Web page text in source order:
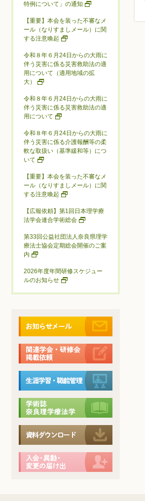
特例について」の通知
【重要】本会を装った不審なメ
ール（なりすましメール）に関
する注意喚起
令和８年６月24日からの大雨に
伴う災害に係る災害救助法の適
用について（適用地域の拡
大）
令和８年６月24日からの大雨に
伴う災害に係る災害救助法の適
用について
令和８年６月24日からの大雨に
伴う災害に係る介護報酬等の柔
軟な取扱い（基準緩和等）につ
いて
【重要】本会を装った不審なメ
ール（なりすましメール）に関
する注意喚起
【広報依頼】第1回日本理学療
法学会連合学術総会
第33回公益社団法人奈良県理学
療法士協会定期総会開催のご案
内
2026年度年間研修スケジュー
ルのお知らせ